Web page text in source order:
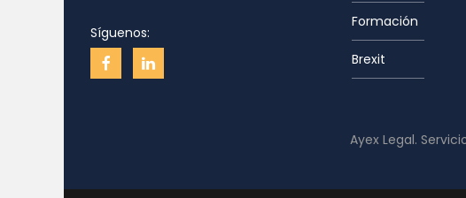
Síguenos:
Formación
Brexit
Ayex Legal.